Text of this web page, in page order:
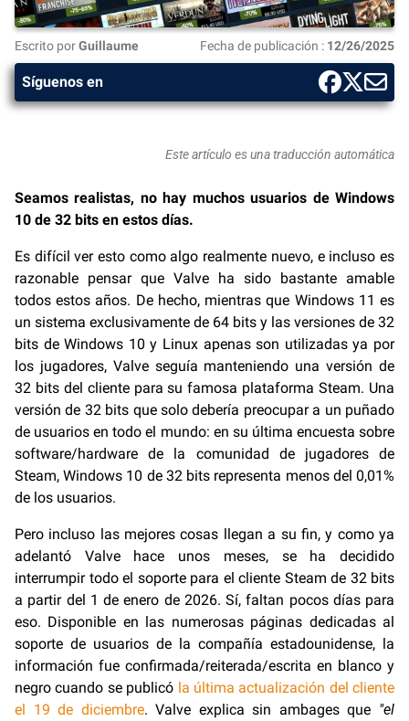
Escrito porGuillaume Fecha de publicación : 12/26/2025
Síguenos en
Este artículo es una traducción automática
Seamos realistas, no hay muchos usuarios de Windows
10 de 32 bits en estos días.
Es difícil ver esto como algo realmente nuevo, e incluso es
razonable pensar que Valve ha sido bastante amable
todos estos años. De hecho, mientras que Windows 11 es
un sistema exclusivamente de 64 bits y las versiones de 32
bits de Windows 10 y Linux apenas son utilizadas ya por
los jugadores, Valve seguía manteniendo una versión de
32 bits del cliente para su famosa plataforma Steam. Una
versión de 32 bits que solo debería preocupar a un puñado
de usuarios en todo el mundo: en su última encuesta sobre
software/hardware de la comunidad de jugadores de
Steam, Windows 10 de 32 bits representa menos del 0,01%
de los usuarios.
Pero incluso las mejores cosas llegan a su fin, y como ya
adelantó Valve hace unos meses, se ha decidido
interrumpir todo el soporte para el cliente Steam de 32 bits
a partir del 1 de enero de 2026. Sí, faltan pocos días para
eso. Disponible en las numerosas páginas dedicadas al
soporte de usuarios de la compañía estadounidense, la
información fue confirmada/reiterada/escrita en blanco y
negro cuando se publicó la última actualización del cliente
el 19 de diciembre. Valve explica sin ambages que "el